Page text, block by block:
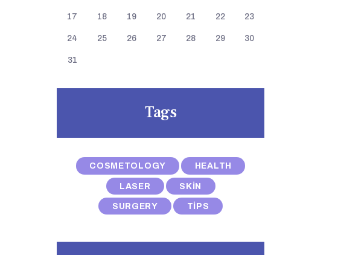
17 18 19 20 21 22 23
24 25 26 27 28 29 30
31
Tags
COSMETOLOGY HEALTH
LASER SKIN
SURGERY TIPS